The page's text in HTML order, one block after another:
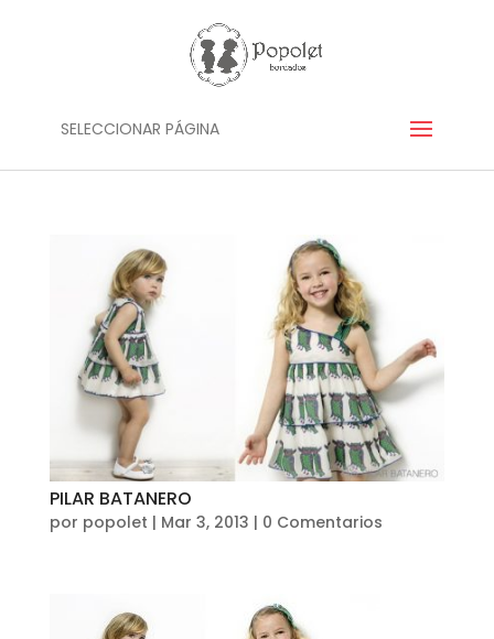
SELECCIONAR PÁGINA
PILAR BATANERO
por popolet | Mar 3, 2013 | 0 Comentarios